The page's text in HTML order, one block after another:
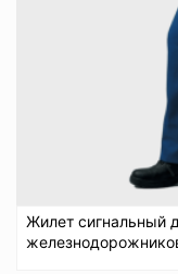
Жилет сигнальный